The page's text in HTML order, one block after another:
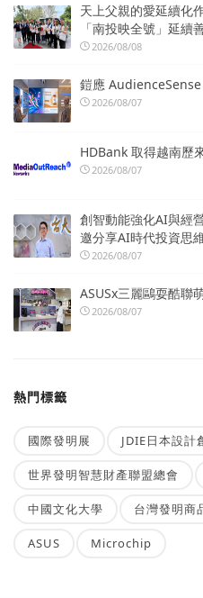
天上父親的愛延續化
「南投映全號」延續
2026/08/08
鎧應
2026/08/07
HDBank 取得越南歷
2026/08/07
創智動能強化AI與經
邀分享AI時代投資思
2026/08/07
ASUSx三麗鷗耍酷聯
2026/08/07
熱門標籤
國際發明展 JDIE日本設計
世界發明智慧財產聯盟總會
中國文化大學 台灣發明商
ASUS Microchip